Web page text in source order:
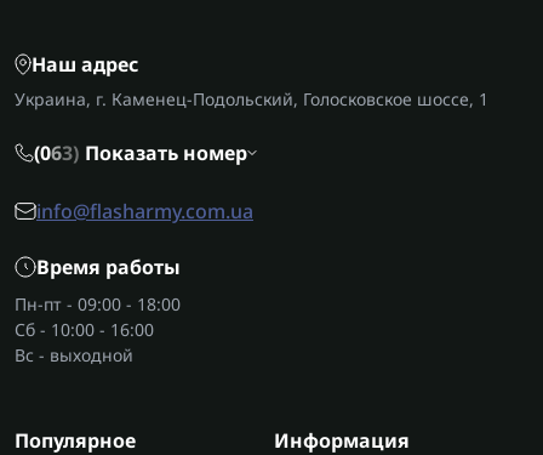
Наш адрес
Украина, г. Каменец-Подольский, Голосковское шоссе, 1
(063) Показать номер
info@flasharmy.com.ua
Время работы
Пн-пт - 09:00 - 18:00
Сб - 10:00 - 16:00
Вс - выходной
Популярное Информация